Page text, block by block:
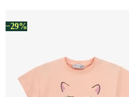
−29%